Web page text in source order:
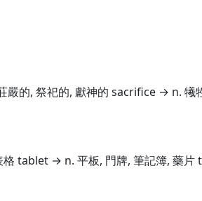
的, 祭祀的, 獻神的 sacrifice → n. 犧
tablet → n. 平板, 門牌, 筆記簿, 藥片